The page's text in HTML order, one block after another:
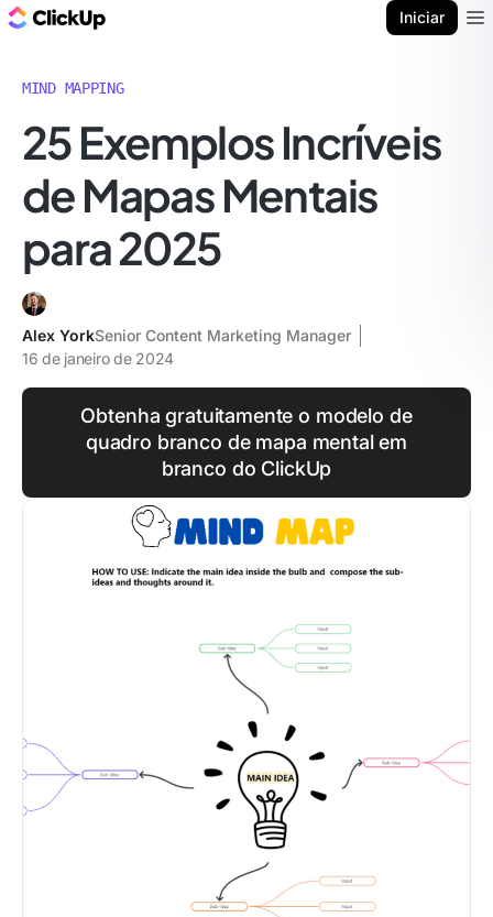
Iniciar
MIND MAPPING
25 Exemplos Incríveis
de Mapas Mentais
para 2025
Alex YorkSenior Content Marketing Manager
16 de janeiro de 2024
Obtenha gratuitamente o modelo de
quadro branco de mapa mental em
branco do ClickUp